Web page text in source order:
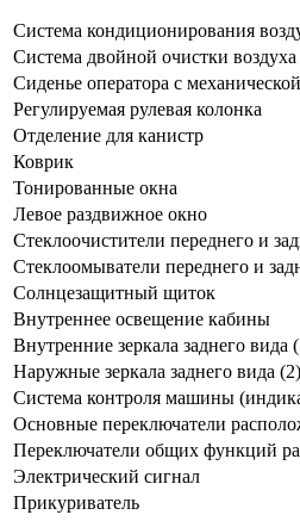
Система кондиционирования
Система двойной очистки
Сиденье оператора с
Регулируемая рулевая колонка
Отделение для канистр
Коврик
Тонированные окна
Левое раздвижное окно
Стеклоочистители переднего и
Стеклоомыватели переднего и
Солнцезащитный щиток
Внутреннее освещение кабины
Внутренние зеркала заднего вида
Наружные зеркала заднего вида (2)
Система контроля машины
Основные переключатели
Переключатели общих функций
Электрический сигнал
Прикуриватель